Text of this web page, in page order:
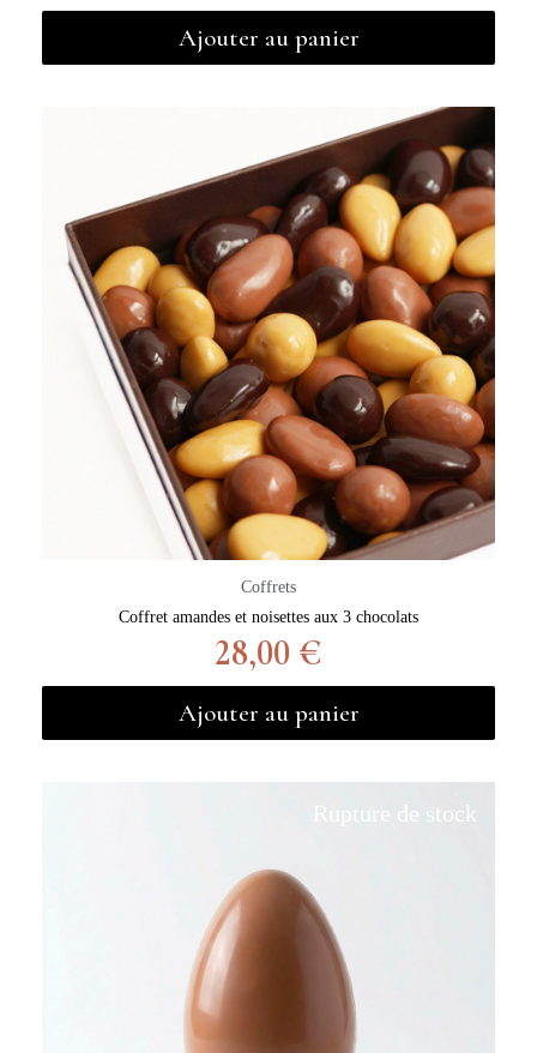
Ajouter au panier
Coffrets
Coffret amandes et noisettes aux 3 chocolats
28,00 €
Ajouter au panier
Rupture de stock